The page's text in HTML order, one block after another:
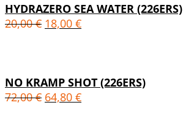
HYDRAZERO SEA WATER (226ERS)
20,00€ 18,00 €
NO KRAMP SHOT (226ERS)
72,00€ 64,80 €